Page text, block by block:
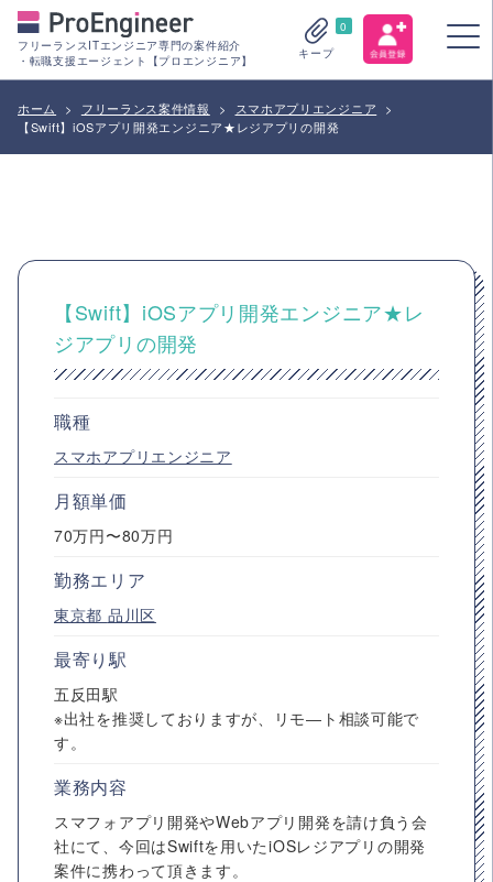
フリーランスITエンジニア専門の案件紹介
・転職支援エージェント【プロエンジニア】
0
キープ
ホーム > フリーランス案件情報 > スマホアプリエンジニア
>
【Swift】iOSアプリ開発エンジニア★レジアプリの開発
【Swift】iOSアプリ開発エンジニア★レ
ジアプリの開発
職種
スマホアプリエンジニア
月額単価
70万円〜80万円
勤務エリア
東京都 品川区
最寄り駅
五反田駅
※出社を推奨しておりますが、リモ―ト相談可能で
す。
業務内容
スマフォアプリ開発やWebアプリ開発を請け負う会
社にて、今回はSwiftを用いたiOSレジアプリの開発
案件に携わって頂きます。